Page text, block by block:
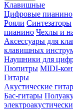
Клавишные
Цифровые пианино
Рояли Синтезаторы
пианино Чехлы и
Аксессуары для
клавишных
Наушники для
Пюпитры MIDI-
Гитары
Акустические
Бас-гитары